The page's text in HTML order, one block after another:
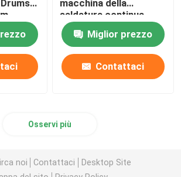
macchina della
saldatura continua
della lamiera di acciaio
Miglior prezzo
Contattaci
Osservi più
noi Contattaci
Desktop Site